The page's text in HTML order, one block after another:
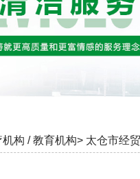
机构 / 教育机构> 太仓市经